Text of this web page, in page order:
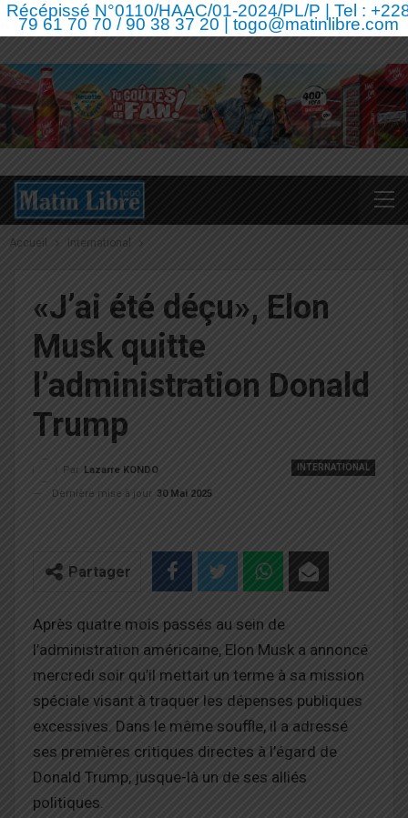
Récépissé N°0110/HAAC/01-2024/PL/P | Tel :
79 61 70 70 / 90 38 37 20 | togo@matinlibre.com
Accueil International
«J’ai été déçu», Elon
Musk quitte
l’administration Donald
Trump
INTERNATIONAL
Par
Lazarre KONDO
Dernière mise à jour 30 Mai 2025
Partager
Après quatre mois passés au sein de
l’administration américaine, Elon Musk a annoncé
mercredi soir qu’il mettait un terme à sa mission
spéciale visant à traquer les dépenses publiques
excessives. Dans le même souffle, il a adressé
ses premières critiques directes à l’égard de
Donald Trump, jusque-là un de ses alliés
politiques.